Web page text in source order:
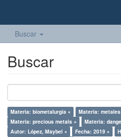
Buscar
Buscar
Materia: biometalurgia ×
Materia:
Materia: precious metals ×
Materia:
Autor: López, Maybel ×
Fecha: 2019 ×